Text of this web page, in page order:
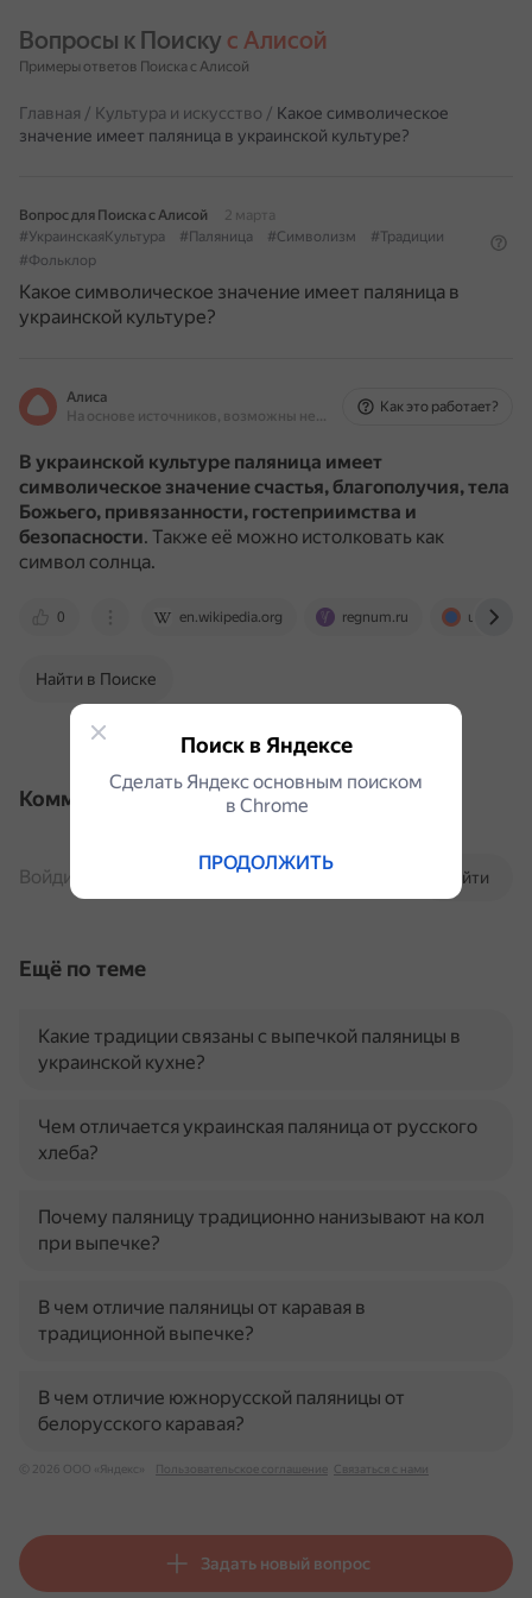
Вопросы к Поиску с Алисой
Примеры ответов Поиска с Алисой
Главная / Культура и искусство / Какое символическое
значение имеет паляница в украинской культуре?
Вопрос для Поиска с Алисой
2 марта
#УкраинскаяКультура
#Паляница #Символизм
#Традиции
#Фольклор
Какое символическое значение имеет паляница в
украинской культуре?
Алиса
На основе источников, возможны неточности
Как это работает?
В украинской культуре паляница имеет
символическое значение счастья, благополучия, тела
Божьего, привязанности, гостеприимства и
безопасности. Также её можно истолковать как
символ солнца.
0 en.wikipedia.org regnum.ru ukraina.ru
Найти в Поиске
Комментарии
Войти
Войдите, чтобы комментировать
Ещё по теме
Какие традиции связаны с выпечкой паляницы в
украинской кухне?
Чем отличается украинская паляница от русского
хлеба?
Почему паляницу традиционно нанизывают на кол
при выпечке?
В чем отличие паляницы от каравая в
традиционной выпечке?
В чем отличие южнорусской паляницы от
белорусского каравая?
© 2026 ООО «Яндекс» Пользовательское соглашение Связаться с нами
Задать новый вопрос
Поиск в Яндексе
Сделать Яндекс основным поиском
в Сhrome
ПРОДОЛЖИТЬ